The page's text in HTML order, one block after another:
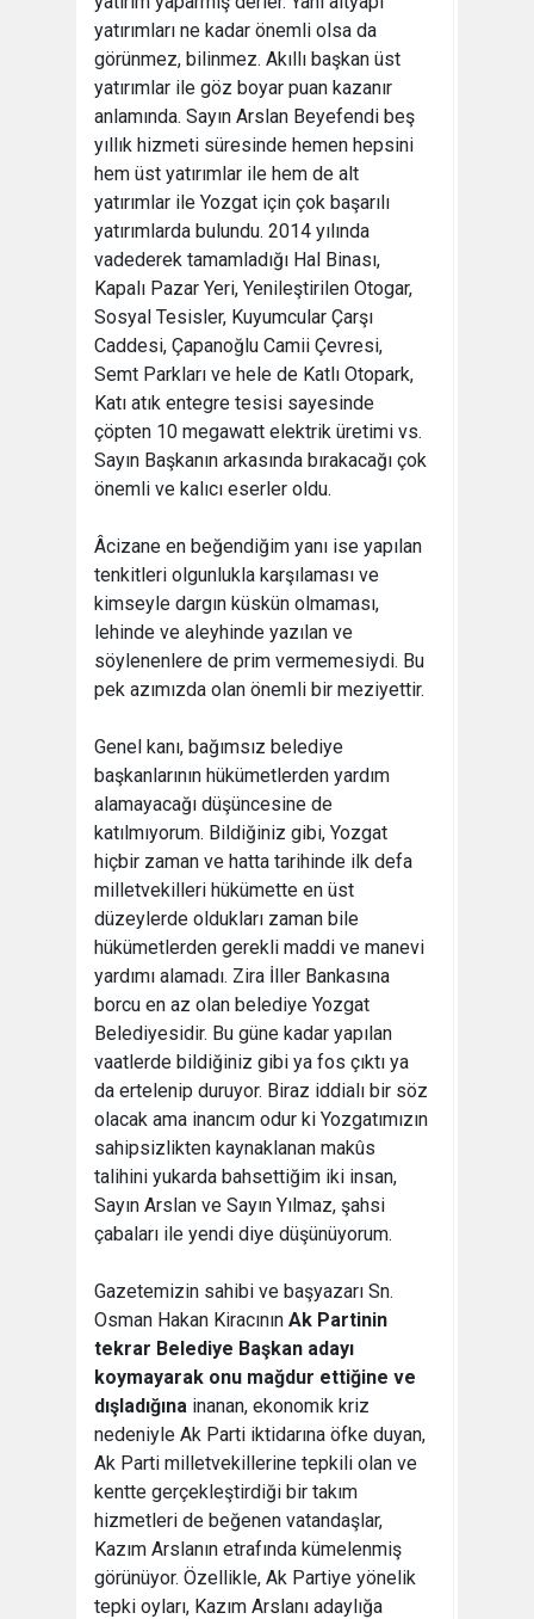
yatırımları ne kadar önemli olsa da
görünmez, bilinmez. Akıllı başkan üst
yatırımlar ile göz boyar puan kazanır
anlamında. Sayın Arslan Beyefendi beş
yıllık hizmeti süresinde hemen hepsini
hem üst yatırımlar ile hem de alt
yatırımlar ile Yozgat için çok başarılı
yatırımlarda bulundu. 2014 yılında
vadederek tamamladığı Hal Binası,
Kapalı Pazar Yeri, Yenileştirilen Otogar,
Sosyal Tesisler, Kuyumcular Çarşı
Caddesi, Çapanoğlu Camii Çevresi,
Semt Parkları ve hele de Katlı Otopark,
Katı atık entegre tesisi sayesinde
çöpten 10 megawatt elektrik üretimi vs.
Sayın Başkanın arkasında bırakacağı çok
önemli ve kalıcı eserler oldu.
Âcizane en beğendiğim yanı ise yapılan
tenkitleri olgunlukla karşılaması ve
kimseyle dargın küskün olmaması,
lehinde ve aleyhinde yazılan ve
söylenenlere de prim vermemesiydi. Bu
pek azımızda olan önemli bir meziyettir.
Genel kanı, bağımsız belediye
başkanlarının hükümetlerden yardım
alamayacağı düşüncesine de
katılmıyorum. Bildiğiniz gibi, Yozgat
hiçbir zaman ve hatta tarihinde ilk defa
milletvekilleri hükümette en üst
düzeylerde oldukları zaman bile
hükümetlerden gerekli maddi ve manevi
yardımı alamadı. Zira İller Bankasına
borcu en az olan belediye Yozgat
Belediyesidir. Bu güne kadar yapılan
vaatlerde bildiğiniz gibi ya fos çıktı ya
da ertelenip duruyor. Biraz iddialı bir söz
olacak ama inancım odur ki Yozgatımızın
sahipsizlikten kaynaklanan makûs
talihini yukarda bahsettiğim iki insan,
Sayın Arslan ve Sayın Yılmaz, şahsi
çabaları ile yendi diye düşünüyorum.
Gazetemizin sahibi ve başyazarı Sn.
Osman Hakan Kiracının Ak Partinin
tekrar Belediye Başkan adayı
koymayarak onu mağdur ettiğine ve
dışladığına inanan, ekonomik kriz
nedeniyle Ak Parti iktidarına öfke duyan,
Ak Parti milletvekillerine tepkili olan ve
kentte gerçekleştirdiği bir takım
hizmetleri de beğenen vatandaşlar,
Kazım Arslanın etrafında kümelenmiş
görünüyor. Özellikle, Ak Partiye yönelik
tepki oyları, Kazım Arslanı adaylığa